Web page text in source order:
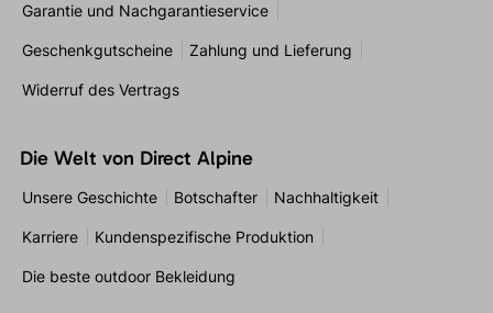
Garantie und Nachgarantieservice
Geschenkgutscheine Zahlung und Lieferung
Widerruf des Vertrags
Die Welt von Direct Alpine
Unsere Geschichte Botschafter Nachhaltigkeit
Karriere Kundenspezifische Produktion
Die beste outdoor Bekleidung